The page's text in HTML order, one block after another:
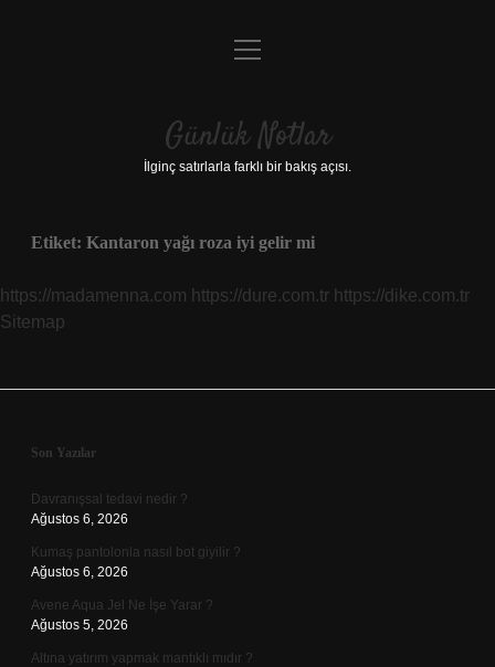
Anasayfa
Yasal Uyarı
menüyü
Günlük Notlar
İlginç satırlarla farklı bir bakış açısı.
Etiket: Kantaron yağı roza iyi gelir mi
https://madamenna.com https://dure.com.tr https://dike.com.tr
Sitemap
Sidebar
Son Yazılar
Davranışsal tedavi nedir ?
Ağustos 6, 2026
Kumaş pantolonla nasıl bot giyilir ?
Ağustos 6, 2026
Avene Aqua Jel Ne İşe Yarar ?
Ağustos 5, 2026
Altına yatırım yapmak mantıklı mıdır ?